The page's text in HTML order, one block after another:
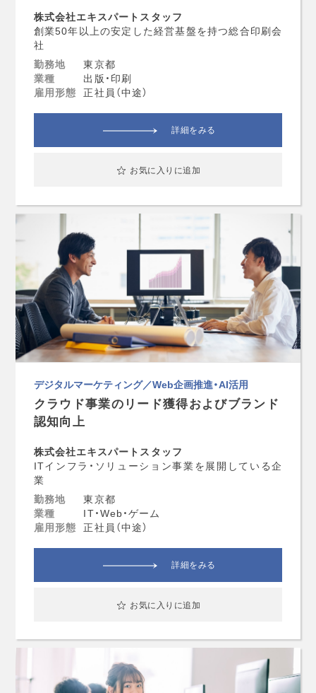
株式会社エキスパートスタッフ
創業50年以上の安定した経営基盤を持つ総合印刷会
社
勤務地
東京都
業種
出版・印刷
雇用形態 正社員（中途）
詳細をみる
お気に入りに追加
デジタルマーケティング／Web企画推進・AI活用
クラウド事業のリード獲得およびブランド
認知向上
株式会社エキスパートスタッフ
ITインフラ・ソリューション事業を展開している企
業
勤務地
東京都
業種
IT・Web・ゲーム
雇用形態 正社員（中途）
詳細をみる
お気に入りに追加